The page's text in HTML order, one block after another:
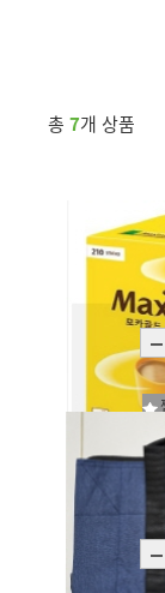
총 7개 상품
[동서]맥심모카
소박스